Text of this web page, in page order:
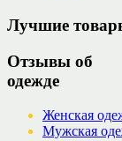
Лучшие
Отзывы об
одежде
Женская
Мужская